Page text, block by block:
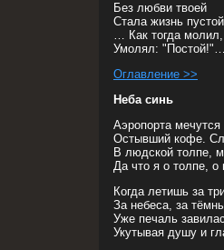
Без любви твоей
Стала жизнь
… Как тогда молил,
Умолял:
Оглавление >>
Неба синь
Аэропорта мечутся
Остывший кофе.
В людской толпе,
Да что я о толпе, о
Когда летишь за
За небеса, за
Уже печаль
Укутывая душу и